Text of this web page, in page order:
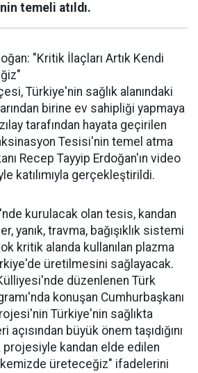
temeli atıldı.
"Kritik İlaçları Artık Kendi
Türkiye'nin sağlık alanındaki
birine ev sahipliği yapmaya
tarafından hayata geçirilen
Tesisi'nin temel atma
Recep Tayyip Erdoğan'ın video
katılımıyla gerçekleştirildi.
kurulacak olan tesis, kandan
yanık, travma, bağışıklık sistemi
kritik alanda kullanılan plazma
üretilmesini sağlayacak.
düzenlenen Türk
konuşan Cumhurbaşkanı
Türkiye'nin sağlıkta
açısından büyük önem taşıdığını
kandan elde edilen
üreteceğiz" ifadelerini